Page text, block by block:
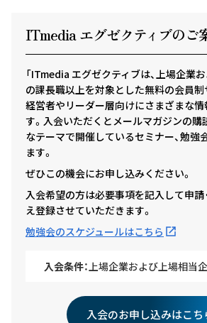
ITmedia エグゼクティ ブのご
「ITmedia エグゼクティブは、上場企業
の課長職以上を対象とした無料の会員制
経営者やリーダー層向けにさまざまな
す。入会いただくとメールマガジンの購
なテーマで開催しているセミナー、勉強
ます。
ぜひこの機会にお申し込みください。
入会希望の方は必要事項を記入して申請
え登録させていただきます。
勉強会のスケジュールはこちら
入会条件： 上場企業および上場相当
入会のお申し込みはこち